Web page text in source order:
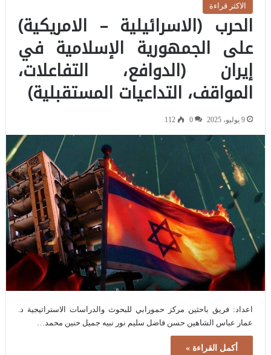
الاكثر قراءة
الحرب (الاسرائيلية – الامريكية)
على الجمهورية الإسلامية في
إيران (الدوافع، التفاعلات،
المواقف، التداعيات المستقبلية)
9 يوليو، 2025 0
112
اعداد: فريق باحثين مركز حمورابي للبحوث والدراسات الاستراتيجية د.
عمار عباس الشاهين حسن فاضل سليم نور نبيه جميل حنين محمد…
أكمل القراءة »